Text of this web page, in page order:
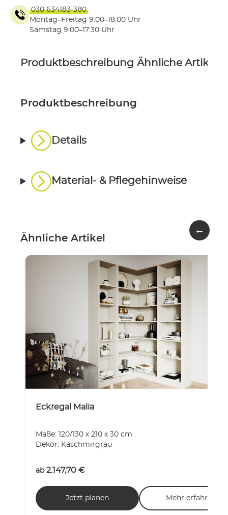
030 634183-380
Montag–Freitag 9:00–18:00 Uhr
Samstag 9:00–17:30 Uhr
Produktbeschreibung Ähnliche Artikel
Produktbeschreibung
Details
Material- & Pflegehinweise
Ähnliche Artikel
Eckregal Malia
Maße: 120/130 x 210 x 30 cm
Dekor: Kaschmirgrau
ab 2.147,70 €
Jetzt planen Mehr erfahren
←